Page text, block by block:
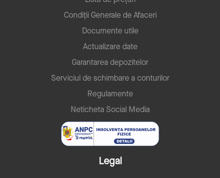
Condiții Generale de Afaceri
Documente utile
Actualizare date
Garantarea depozitelor
Serviciul de schimbare a conturilor
Regulamente
Neticheta Social Media
Legal